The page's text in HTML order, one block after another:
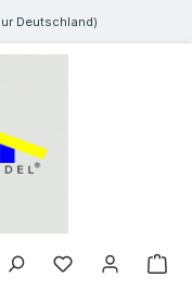
Deutschland)